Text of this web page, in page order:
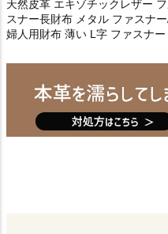
天然皮革 エキゾチックレザー
スナー長財布 メタル ファスナ
婦人用財布 薄い L字 ファスナ